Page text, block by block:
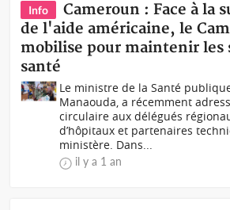
Info
Cameroun : Face à la
de l'aide américaine, le
mobilise pour maintenir les
santé
Le ministre de la Santé
Manaouda, a récemment
circulaire aux délégués
d’hôpitaux et partenaires
ministère. Dans...
il y a 1 an